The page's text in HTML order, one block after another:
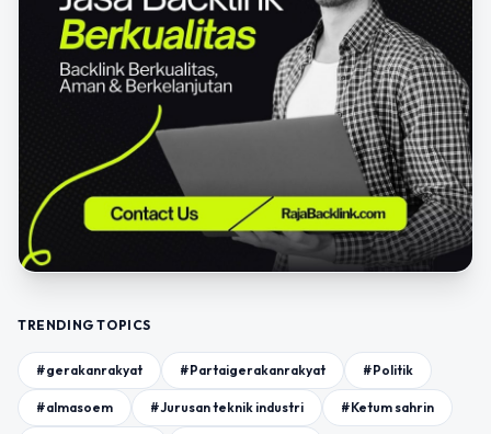
TRENDING TOPICS
#gerakanrakyat #Partaigerakanrakyat #Politik
#almasoem #Jurusan teknik industri #Ketum sahrin